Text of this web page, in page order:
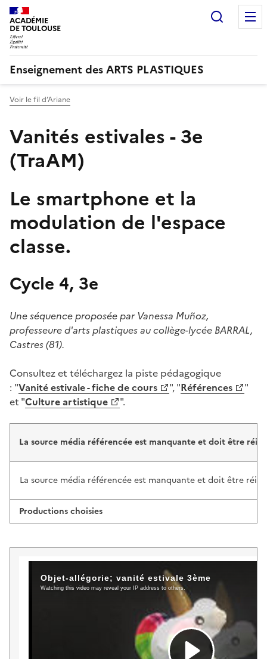
ACADÉMIE
DE TOULOUSE
Enseignement des ARTS PLASTIQUES
Voir le fil d’Ariane
Vanités estivales - 3e
(TraAM)
Le smartphone et la
modulation de l'espace
classe.
Cycle 4, 3e
Une séquence proposée par Vanessa Muñoz,
professeure d'arts plastiques au collège-lycée BARRAL,
Castres (81).
Consultez et téléchargez la piste pédagogique
: "Vanité estivale - fiche de cours ", "Références
"
et "Culture artistique ".
La source média référencée est manquante et doit être
La source média référencée est manquante et doit être
Productions choisies